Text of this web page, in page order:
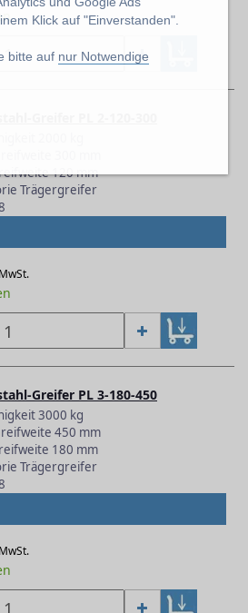
Klick auf "Einverstanden".
bitte auf nur Notwendige
Greifer PL 2-120-300
2000 kg
120 mm
Trägergreifer
Greifer PL 3-180-450
3000 kg
450 mm
180 mm
Trägergreifer